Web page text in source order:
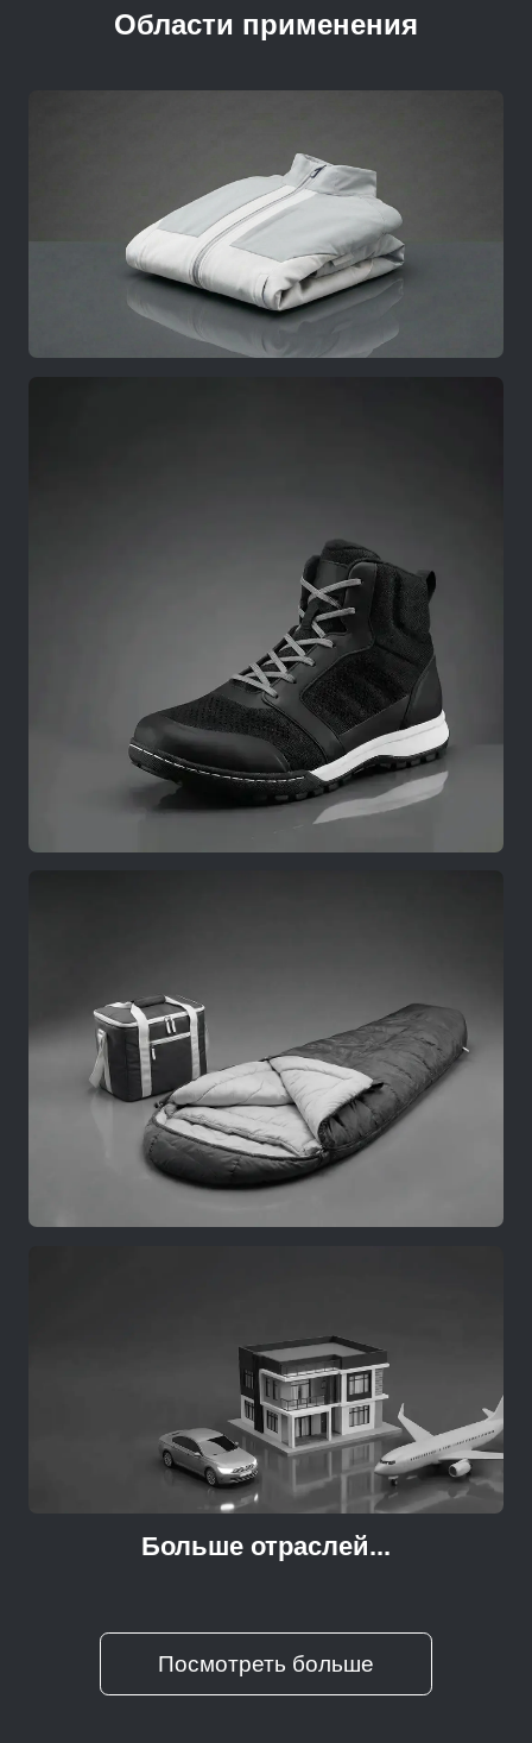
Области применения
Больше отраслей...
Посмотреть больше